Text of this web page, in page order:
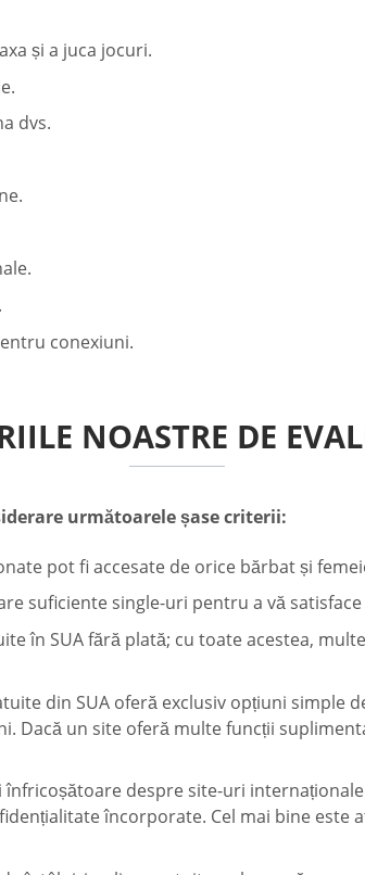
și a juca jocuri.
dvs.
conexiuni.
NOASTRE DE
următoarele șase criterii:
pot fi accesate de orice bărbat și
suficiente single-uri pentru a vă
în SUA fără plată; cu toate acestea,
din SUA oferă exclusiv opțiuni simple
Dacă un site oferă multe funcții
despre site-uri
încorporate. Cel mai bine